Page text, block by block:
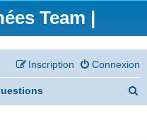
Team |
Connexion
Inscription